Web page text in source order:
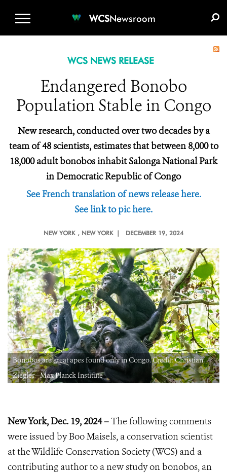
WCSNewsroom
WCS NEWS RELEASE
Endangered Bonobo
Population Stable in Congo
New research, conducted over two decades by a
team of 48 scientists, estimates that between 8,000 to
18,000 adult bonobos inhabit Salonga National Park
in Democratic Republic of Congo
See French translation of news release here.
See link to pic here.
NEW YORK , NEW YORK | DECEMBER 19, 2024
Bonobos are great apes found only in Congo. Credit: Christian
Ziegler—Max Planck Institute
New York, Dec. 19, 2024 –The following comments
were issued by Boo Maisels, a conservation scientist
at the Wildlife Conservation Society (WCS) and a
contributing author to a new study on bonobos, an